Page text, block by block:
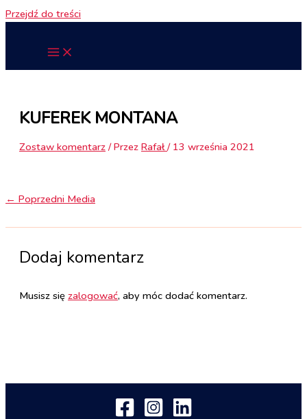
Przejdź do treści
KUFEREK MONTANA
Zostaw komentarz / Przez Rafał/ 13 września 2021
← Poprzedni Media
Dodaj komentarz
Musisz się zalogować, aby móc dodać komentarz.